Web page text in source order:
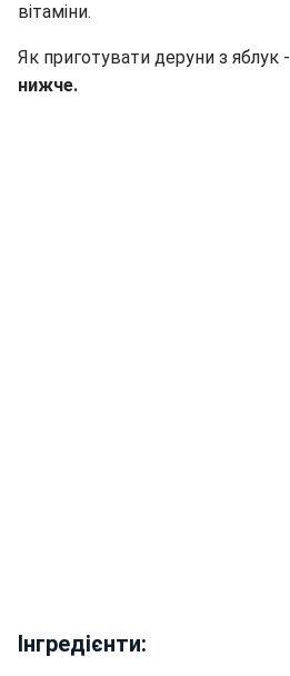
вітаміни.
Як приготувати деруни з яблук -
нижче.
Інгредієнти: